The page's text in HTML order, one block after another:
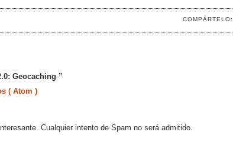
COMPÁRTELO:
Geocaching ”
( Atom )
Cualquier intento de Spam no será admitido.